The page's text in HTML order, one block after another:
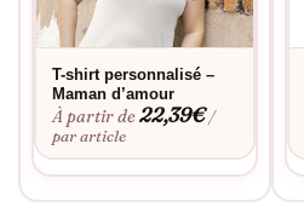
T-shirt personnalisé –
Maman d’amour
À partir de22,39€ /
par article